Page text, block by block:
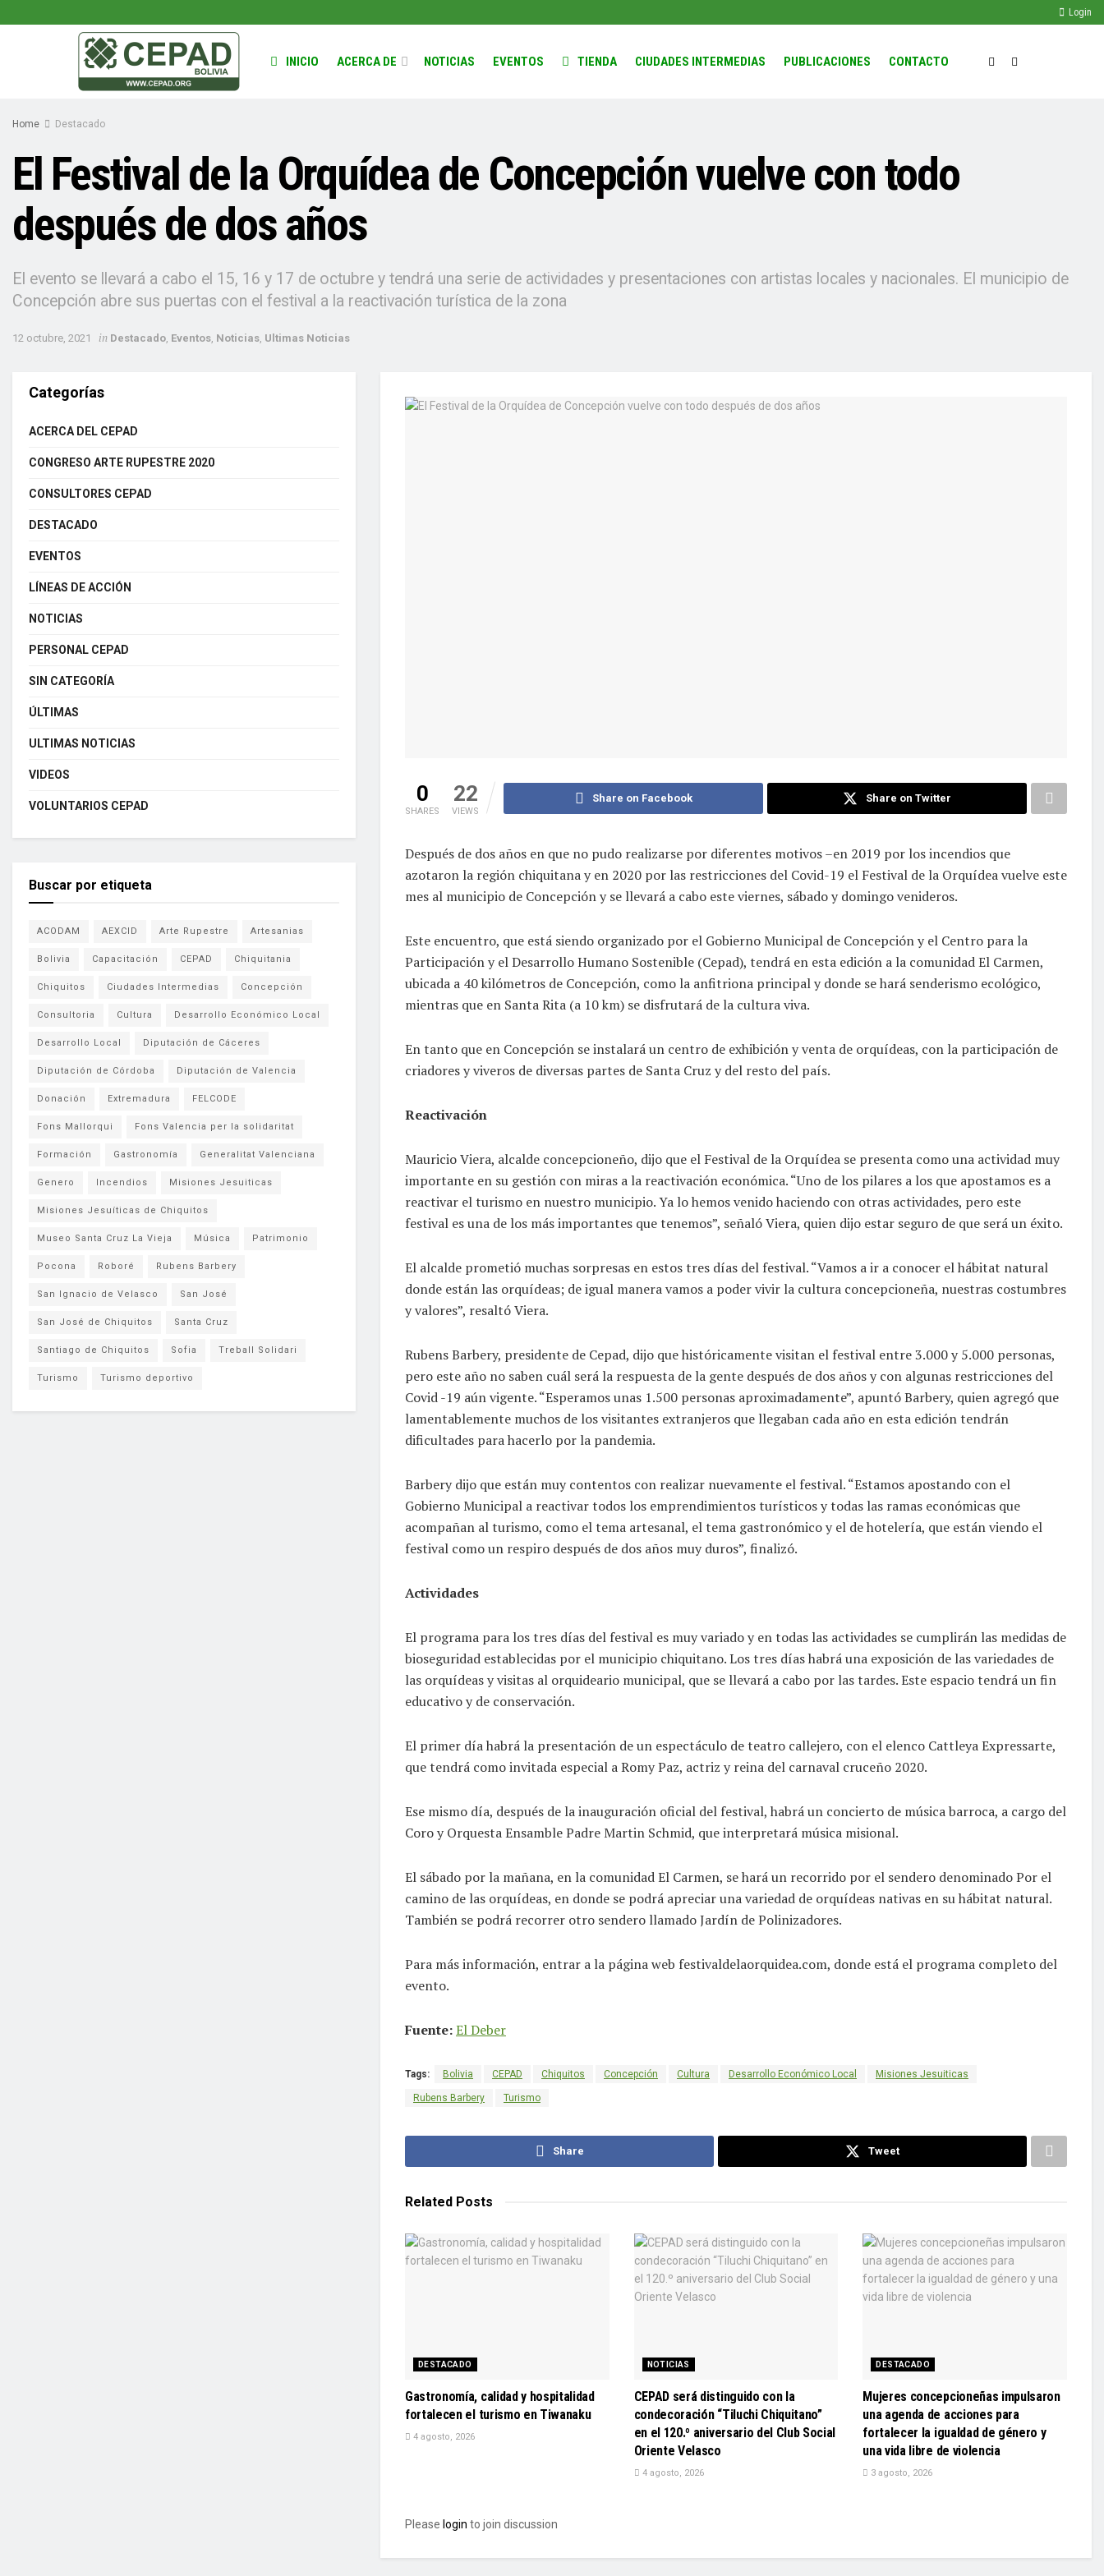
Login
INICIO ACERCA DE NOTICIAS EVENTOS TIENDA CIUDADES INTERMEDIAS PUBLICACIONES CONTACTO
Home Destacado
El Festival de la Orquídea de Concepción vuelve con todo
después de dos años
El evento se llevará a cabo el 15, 16 y 17 de octubre y tendrá una serie de actividades y presentaciones con artistas locales y nacionales. El municipio de
Concepción abre sus puertas con el festival a la reactivación turística de la zona
12 octubre, 2021 in Destacado, Eventos, Noticias, Ultimas Noticias
0
SHARES
22
VIEWS
Share on Facebook Share on Twitter
Después de dos años en que no pudo realizarse por diferentes motivos –en 2019 por los incendios que
azotaron la región chiquitana y en 2020 por las restricciones del Covid-19 el Festival de la Orquídea vuelve este
mes al municipio de Concepción y se llevará a cabo este viernes, sábado y domingo venideros.
Este encuentro, que está siendo organizado por el Gobierno Municipal de Concepción y el Centro para la
Participación y el Desarrollo Humano Sostenible (Cepad), tendrá en esta edición a la comunidad El Carmen,
ubicada a 40 kilómetros de Concepción, como la anfitriona principal y donde se hará senderismo ecológico,
mientras que en Santa Rita (a 10 km) se disfrutará de la cultura viva.
En tanto que en Concepción se instalará un centro de exhibición y venta de orquídeas, con la participación de
criadores y viveros de diversas partes de Santa Cruz y del resto del país.
Reactivación
Mauricio Viera, alcalde concepcioneño, dijo que el Festival de la Orquídea se presenta como una actividad muy
importante en su gestión con miras a la reactivación económica. “Uno de los pilares a los que apostamos es a
reactivar el turismo en nuestro municipio. Ya lo hemos venido haciendo con otras actividades, pero este
festival es una de los más importantes que tenemos”, señaló Viera, quien dijo estar seguro de que será un éxito.
El alcalde prometió muchas sorpresas en estos tres días del festival. “Vamos a ir a conocer el hábitat natural
donde están las orquídeas; de igual manera vamos a poder vivir la cultura concepcioneña, nuestras costumbres
y valores”, resaltó Viera.
Rubens Barbery, presidente de Cepad, dijo que históricamente visitan el festival entre 3.000 y 5.000 personas,
pero este año no saben cuál será la respuesta de la gente después de dos años y con algunas restricciones del
Covid -19 aún vigente. “Esperamos unas 1.500 personas aproximadamente”, apuntó Barbery, quien agregó que
lamentablemente muchos de los visitantes extranjeros que llegaban cada año en esta edición tendrán
dificultades para hacerlo por la pandemia.
Barbery dijo que están muy contentos con realizar nuevamente el festival. “Estamos apostando con el
Gobierno Municipal a reactivar todos los emprendimientos turísticos y todas las ramas económicas que
acompañan al turismo, como el tema artesanal, el tema gastronómico y el de hotelería, que están viendo el
festival como un respiro después de dos años muy duros”, finalizó.
Actividades
El programa para los tres días del festival es muy variado y en todas las actividades se cumplirán las medidas de
bioseguridad establecidas por el municipio chiquitano. Los tres días habrá una exposición de las variedades de
las orquídeas y visitas al orquideario municipal, que se llevará a cabo por las tardes. Este espacio tendrá un fin
educativo y de conservación.
El primer día habrá la presentación de un espectáculo de teatro callejero, con el elenco Cattleya Expressarte,
que tendrá como invitada especial a Romy Paz, actriz y reina del carnaval cruceño 2020.
Ese mismo día, después de la inauguración oficial del festival, habrá un concierto de música barroca, a cargo del
Coro y Orquesta Ensamble Padre Martin Schmid, que interpretará música misional.
El sábado por la mañana, en la comunidad El Carmen, se hará un recorrido por el sendero denominado Por el
camino de las orquídeas, en donde se podrá apreciar una variedad de orquídeas nativas en su hábitat natural.
También se podrá recorrer otro sendero llamado Jardín de Polinizadores.
Para más información, entrar a la página web festivaldelaorquidea.com, donde está el programa completo del
evento.
Fuente:El Deber
Tags: Bolivia CEPAD Chiquitos Concepción Cultura Desarrollo Económico Local Misiones Jesuiticas
Rubens Barbery Turismo
Share Tweet
Related Posts
DESTACADO
Gastronomía, calidad y hospitalidad
fortalecen el turismo en Tiwanaku
4 agosto, 2026
NOTICIAS
CEPAD será distinguido con la
condecoración “Tiluchi Chiquitano”
en el 120.º aniversario del Club Social
Oriente Velasco
4 agosto, 2026
DESTACADO
Mujeres concepcioneñas impulsaron
una agenda de acciones para
fortalecer la igualdad de género y
una vida libre de violencia
3 agosto, 2026
Please login to join discussion
Categorías
ACERCA DEL CEPAD
CONGRESO ARTE RUPESTRE 2020
CONSULTORES CEPAD
DESTACADO
EVENTOS
LÍNEAS DE ACCIÓN
NOTICIAS
PERSONAL CEPAD
SIN CATEGORÍA
ÚLTIMAS
ULTIMAS NOTICIAS
VIDEOS
VOLUNTARIOS CEPAD
Buscar por etiqueta
ACODAM AEXCID Arte Rupestre Artesanias
Bolivia Capacitación CEPAD Chiquitania
Chiquitos Ciudades Intermedias Concepción
Consultoria Cultura Desarrollo Económico Local
Desarrollo Local Diputación de Cáceres
Diputación de Córdoba Diputación de Valencia
Donación Extremadura FELCODE
Fons Mallorqui Fons Valencia per la solidaritat
Formación Gastronomía Generalitat Valenciana
Genero Incendios Misiones Jesuiticas
Misiones Jesuíticas de Chiquitos
Museo Santa Cruz La Vieja Música Patrimonio
Pocona Roboré Rubens Barbery
San Ignacio de Velasco San José
San José de Chiquitos Santa Cruz
Santiago de Chiquitos Sofia Treball Solidari
Turismo Turismo deportivo